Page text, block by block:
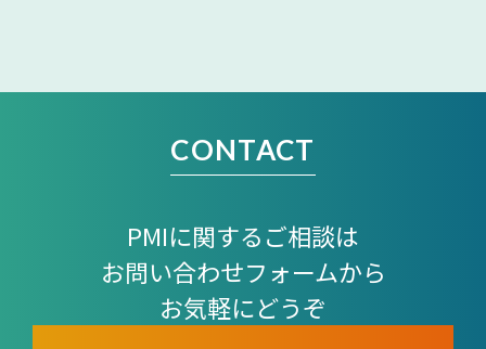
CONTACT
PMIに関するご相談は
お問い合わせフォームから
お気軽にどうぞ